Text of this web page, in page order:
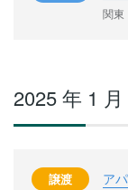
関東
2025 年 1 月
譲渡 ア